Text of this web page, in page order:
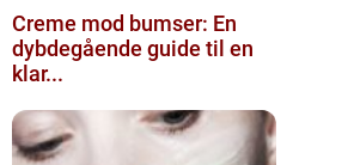
Creme mod bumser: En
dybdegående guide til en
klar...